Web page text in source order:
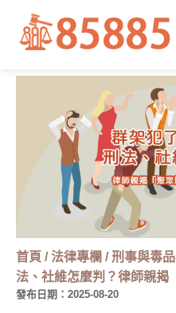
首頁 /法律專欄 /刑事與毒
法、社維怎麼判？律師親揭
發布日期：2025-08-20